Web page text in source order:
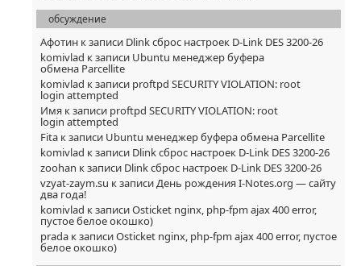
обсуждение
Афотин к записи Dlink сброс настроек D-Link DES 3200-26
komivlad к записи Ubuntu менеджер буфера
обмена Parcellite
komivlad к записи proftpd SECURITY VIOLATION: root
login attempted
Имя к записи proftpd SECURITY VIOLATION: root
login attempted
Fita к записи Ubuntu менеджер буфера обмена Parcellite
komivlad к записи Dlink сброс настроек D-Link DES 3200-26
zoohan к записи Dlink сброс настроек D-Link DES 3200-26
vzyat-zaym.su к записи День рождения I-Notes.org — сайту
два года!
komivlad к записиOsticket nginx, php-fpm ajax 400 error,
пустое белое окошко)
prada к записиOsticket nginx, php-fpm ajax 400 error, пустое
белое окошко)